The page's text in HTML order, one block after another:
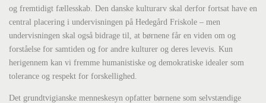
og fremtidigt fællesskab. Den danske kulturarv skal derfor fortsat have en
central placering i undervisningen på Hedegård Friskole – men
undervisningen skal også bidrage til, at børnene får en viden om og
forståelse for samtiden og for andre kulturer og deres levevis. Kun
herigennem kan vi fremme humanistiske og demokratiske idealer som
tolerance og respekt for forskellighed.
Det grundtvigianske menneskesyn opfatter børnene som selvstændige